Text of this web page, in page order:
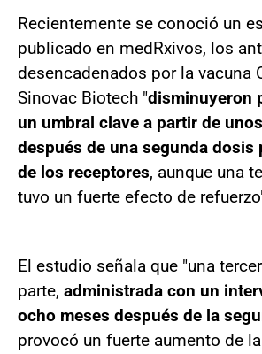
Recientemente se conoció un
publicado en medRxivos, los
desencadenados por la vacuna
Sinovac Biotech "disminuyeron
un umbral clave a partir de
después de una segunda dosis
de los receptores, aunque una
tuvo un fuerte efecto de
El estudio señala que "una
parte, administrada con un
ocho meses después de la
provocó un fuerte aumento de